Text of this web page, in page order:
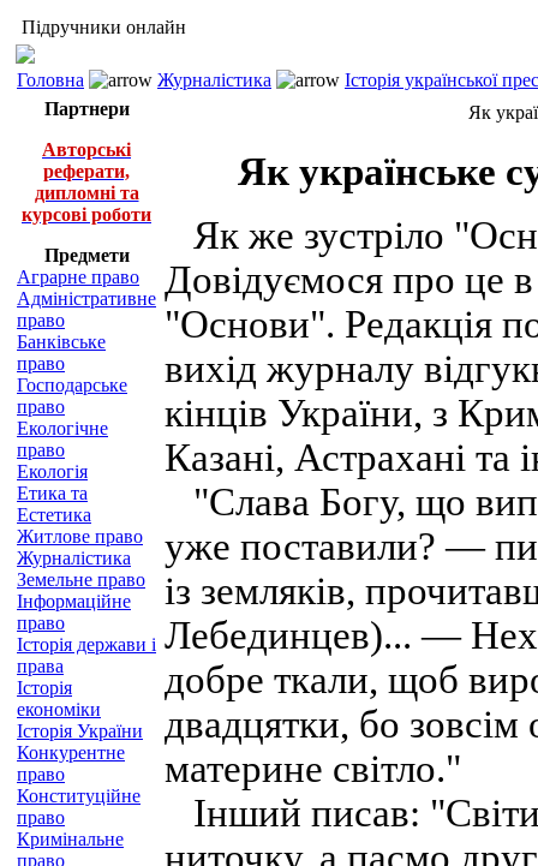
Підручники онлайн
Головна Журналістика
Історія української
Партнери
Авторські
реферати,
дипломні та
курсові роботи
Предмети
Аграрне право
Адміністративне
право
Банківське
право
Господарське
право
Екологічне
право
Екологія
Етика та
Естетика
Житлове право
Журналістика
Земельне право
Інформаційне
право
Історія держави і
права
Історія
економіки
Історія України
Конкурентне
право
Конституційне
право
Кримінальне
право
Як
Як українське
Як же зустріло
Довідуємося про це
"Основи". Редакція
вихід журналу
кінців України, з
Казані, Астрахані та
"Слава Богу, що
уже поставили? —
із земляків,
Лебединцев)... —
добре ткали, щоб
двадцятки, бо зовсім
материне світло."
Інший писав: